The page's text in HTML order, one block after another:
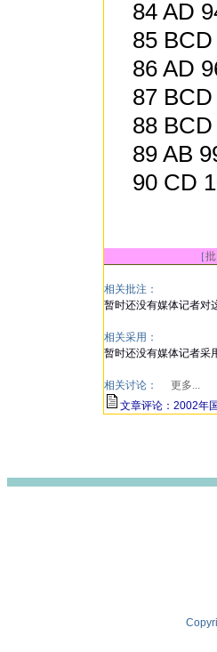
84 AD
85
86 AD
87
88
89 AB
90 CD
［
相关批注：
暂时还没有媒体记者对
相关采用：
暂时还没有媒体记者采
相关讨论： 更多...
文章评论：2002年